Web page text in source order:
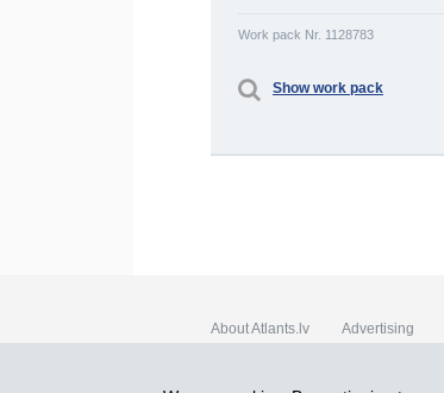
Work pack Nr. 1128783
Show work pack
About Atlants.lv Advertising
SIA „CDI” © 2002 - 2026